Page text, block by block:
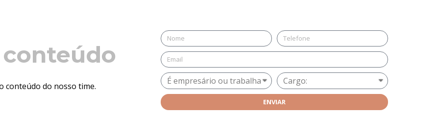
conteúdo
conteúdo do nosso time.
ENVIAR